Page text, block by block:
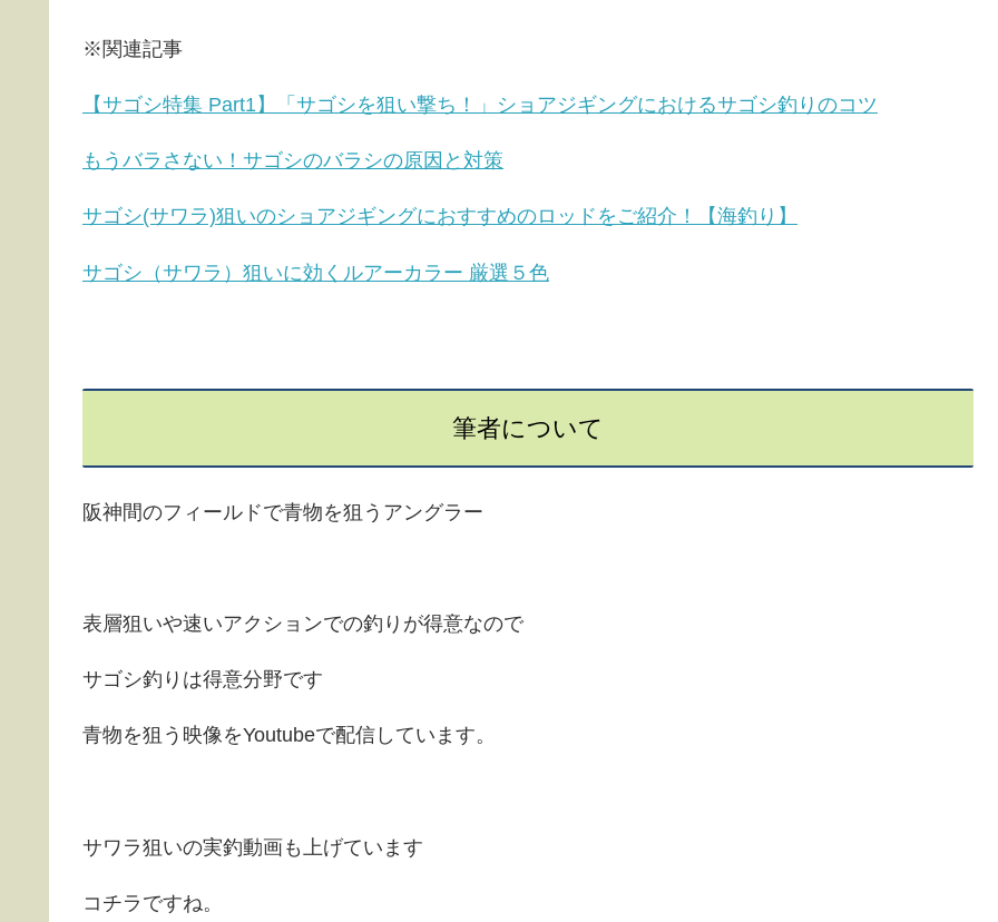
※関連記事
【サゴシ特集 Part1】「サゴシを狙い撃ち！」ショアジギングにおけるサゴシ釣りのコツ
もうバラさない！サゴシのバラシの原因と対策
サゴシ(サワラ)狙いのショアジギングにおすすめのロッドをご紹介！【海釣り】
サゴシ（サワラ）狙いに効くルアーカラー 厳選５色
筆者について
阪神間のフィールドで青物を狙うアングラー
表層狙いや速いアクションでの釣りが得意なので
サゴシ釣りは得意分野です
青物を狙う映像をYoutubeで配信しています。
サワラ狙いの実釣動画も上げています
コチラですね。